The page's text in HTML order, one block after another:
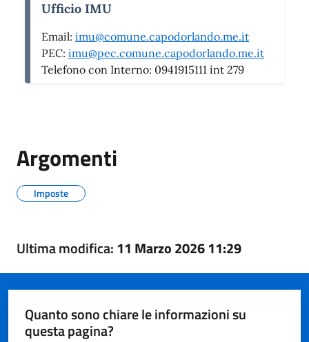
Ufficio IMU
Email: imu@comune.capodorlando.me.it
PEC: imu@pec.comune.capodorlando.me.it
Telefono con Interno: 0941915111 int 279
Argomenti
Imposte
Ultima modifica:11 Marzo 2026 11:29
Quanto sono chiare le informazioni su
questa pagina?